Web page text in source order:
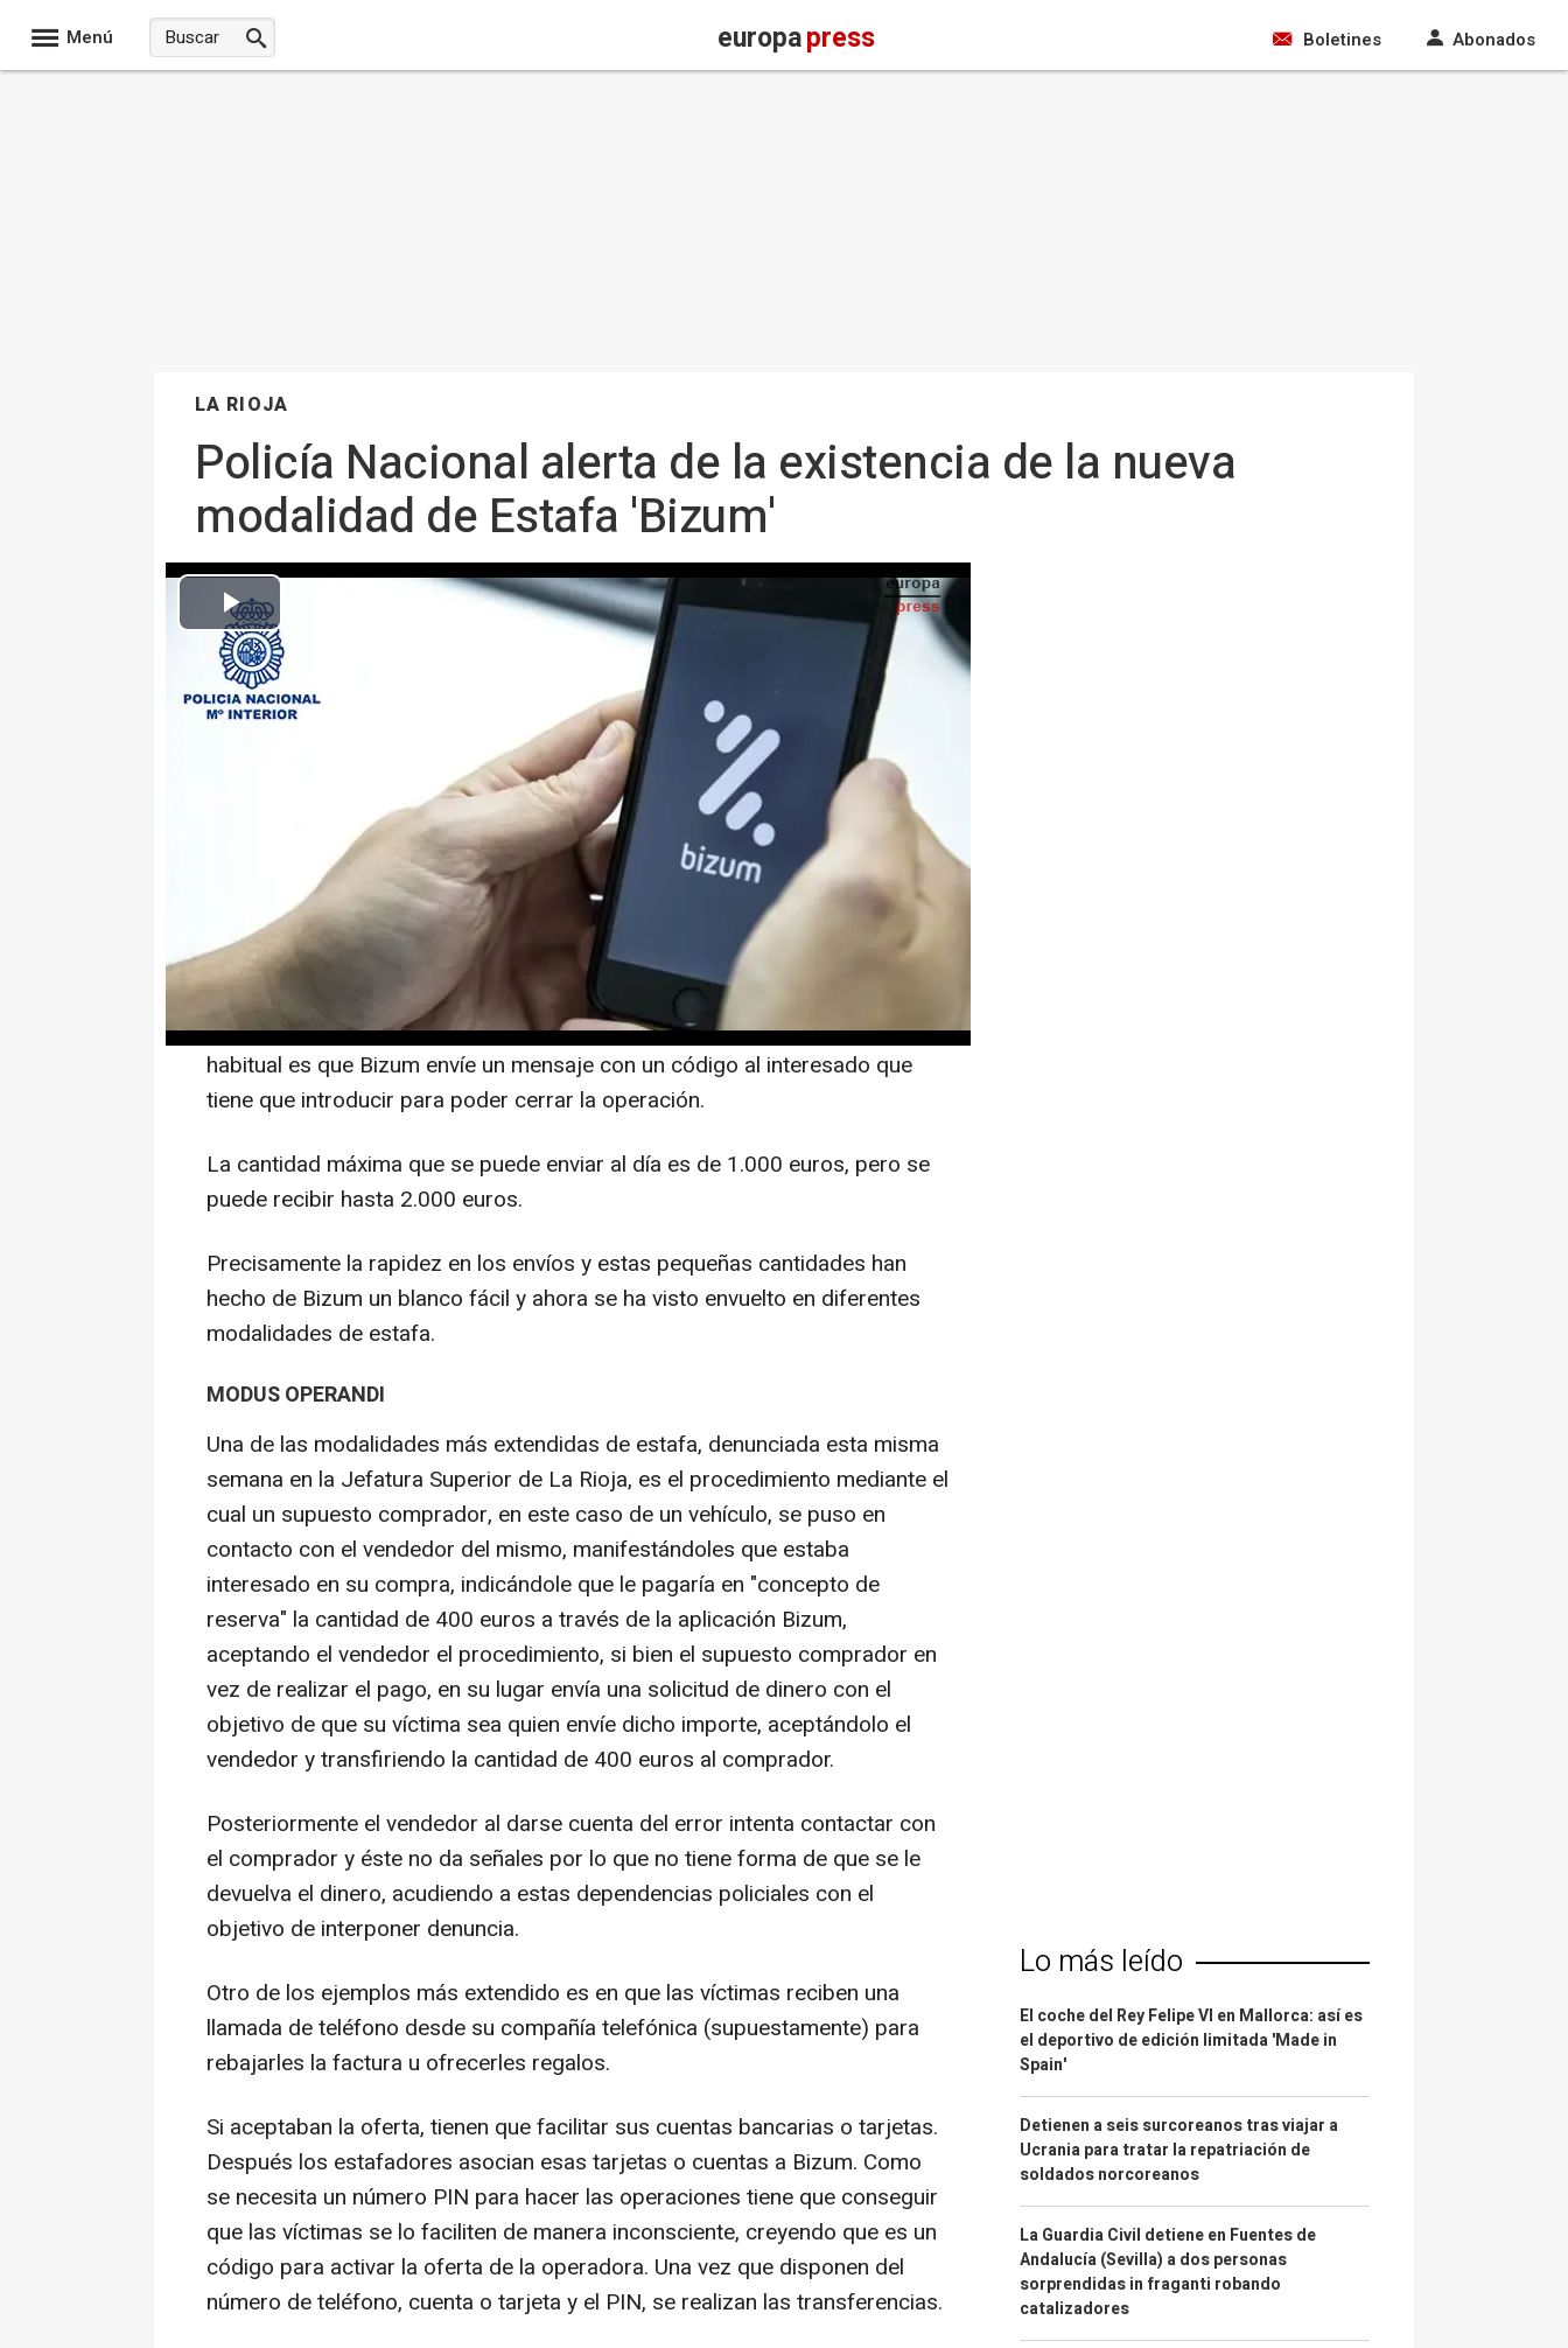
Menú europapress Boletines Abonados
LA RIOJA
Policía Nacional alerta de la existencia de la nueva
modalidad de Estafa 'Bizum'
Europa Press La Rioja
Publicado: jueves, 6 mayo 2021 9:38 Abrir opciones para compartir
IA
LOGROÑO, 6 May. (EUROPA PRESS) -
Agentes adscritos al Grupo de Delitos Tecnológicos de la Policía Judicial de
la Jefatura Superior de Policía de la Rioja, alertan de un tipo concreto de
Estafa, a través de la aplicación de 'Bizum'.
La clave de su éxito está en la inmediatez y la sencillez de los pagos, por
ejemplo entre particulares se pude pasar dinero en 3 segundos. Cuando la
cantidad es pequeña o la persona a la que se le pasa dinero es habitual, hay
bancos que no solicitan ningún pin extra. Pero si en grandes cantidades. Lo
habitual es que Bizum envíe un mensaje con un código al interesado que
tiene que introducir para poder cerrar la operación.
La cantidad máxima que se puede enviar al día es de 1.000 euros, pero se
puede recibir hasta 2.000 euros.
Precisamente la rapidez en los envíos y estas pequeñas cantidades han
hecho de Bizum un blanco fácil y ahora se ha visto envuelto en diferentes
modalidades de estafa.
MODUS OPERANDI
Una de las modalidades más extendidas de estafa, denunciada esta misma
semana en la Jefatura Superior de La Rioja, es el procedimiento mediante el
cual un supuesto comprador, en este caso de un vehículo, se puso en
contacto con el vendedor del mismo, manifestándoles que estaba
interesado en su compra, indicándole que le pagaría en "concepto de
reserva" la cantidad de 400 euros a través de la aplicación Bizum,
aceptando el vendedor el procedimiento, si bien el supuesto comprador en
vez de realizar el pago, en su lugar envía una solicitud de dinero con el
objetivo de que su víctima sea quien envíe dicho importe, aceptándolo el
vendedor y transfiriendo la cantidad de 400 euros al comprador.
Posteriormente el vendedor al darse cuenta del error intenta contactar con
el comprador y éste no da señales por lo que no tiene forma de que se le
devuelva el dinero, acudiendo a estas dependencias policiales con el
objetivo de interponer denuncia.
Otro de los ejemplos más extendido es en que las víctimas reciben una
llamada de teléfono desde su compañía telefónica (supuestamente) para
rebajarles la factura u ofrecerles regalos.
Si aceptaban la oferta, tienen que facilitar sus cuentas bancarias o tarjetas.
Después los estafadores asocian esas tarjetas o cuentas a Bizum. Como
se necesita un número PIN para hacer las operaciones tiene que conseguir
que las víctimas se lo faciliten de manera inconsciente, creyendo que es un
código para activar la oferta de la operadora. Una vez que disponen del
número de teléfono, cuenta o tarjeta y el PIN, se realizan las transferencias.
Lo más leído
El coche del Rey Felipe VI en Mallorca: así es
el deportivo de edición limitada 'Made in
Spain'
Detienen a seis surcoreanos tras viajar a
Ucrania para tratar la repatriación de
soldados norcoreanos
La Guardia Civil detiene en Fuentes de
Andalucía (Sevilla) a dos personas
sorprendidas in fraganti robando
catalizadores